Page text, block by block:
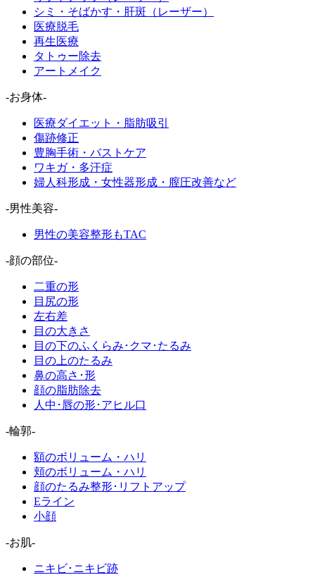
シミ・そばかす・肝斑（レーザー）
医療脱毛
再生医療
タトゥー除去
アートメイク
-お身体-
医療ダイエット・脂肪吸引
傷跡修正
豊胸手術・バストケア
ワキガ・多汗症
婦人科形成・女性器形成・膣圧改善など
-男性美容-
男性の美容整形もTAC
-顔の部位-
二重の形
目尻の形
左右差
目の大きさ
目の下のふくらみ･クマ･たるみ
目の上のたるみ
鼻の高さ･形
顔の脂肪除去
人中･唇の形･アヒル口
-輪郭-
額のボリューム・ハリ
頬のボリューム・ハリ
顔のたるみ整形･リフトアップ
Eライン
小顔
-お肌-
ニキビ･ニキビ跡